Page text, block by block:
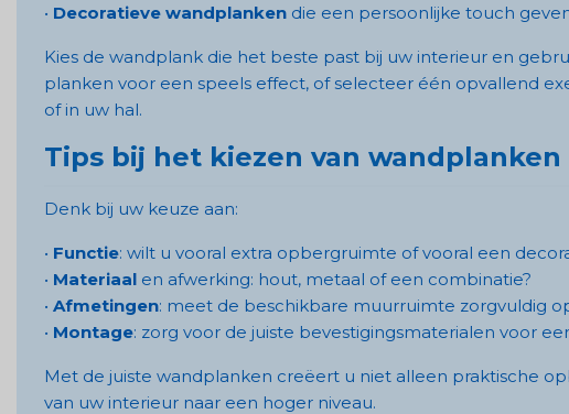
• Decoratieve wandplankendie een persoonlijke touch
Kies de wandplank die het beste past bij uw interieur en
planken voor een speels effect, of selecteer één opvallend
of in uw hal.
Tips bij het kiezen van wandplanken
Denk bij uw keuze aan:
• Functie: wilt u vooral extra opbergruimte of vooral een
• Materiaalen afwerking: hout, metaal of een combinatie?
• Afmetingen: meet de beschikbare muurruimte zorgvuldig
• Montage: zorg voor de juiste bevestigingsmaterialen voor
Met de juiste wandplanken creëert u niet alleen praktische
van uw interieur naar een hoger niveau.